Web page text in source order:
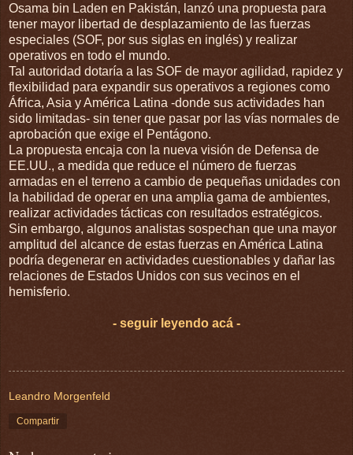
Osama bin Laden en Pakistán, lanzó una propuesta para
tener mayor libertad de desplazamiento de las fuerzas
especiales (SOF, por sus siglas en inglés) y realizar
operativos en todo el mundo.
Tal autoridad dotaría a las SOF de mayor agilidad, rapidez y
flexibilidad para expandir sus operativos a regiones como
África, Asia y América Latina -donde sus actividades han
sido limitadas- sin tener que pasar por las vías normales de
aprobación que exige el Pentágono.
La propuesta encaja con la nueva visión de Defensa de
EE.UU., a medida que reduce el número de fuerzas
armadas en el terreno a cambio de pequeñas unidades con
la habilidad de operar en una amplia gama de ambientes,
realizar actividades tácticas con resultados estratégicos.
Sin embargo, algunos analistas sospechan que una mayor
amplitud del alcance de estas fuerzas en América Latina
podría degenerar en actividades cuestionables y dañar las
relaciones de Estados Unidos con sus vecinos en el
hemisferio.
- seguir leyendo acá -
Leandro Morgenfeld
Compartir